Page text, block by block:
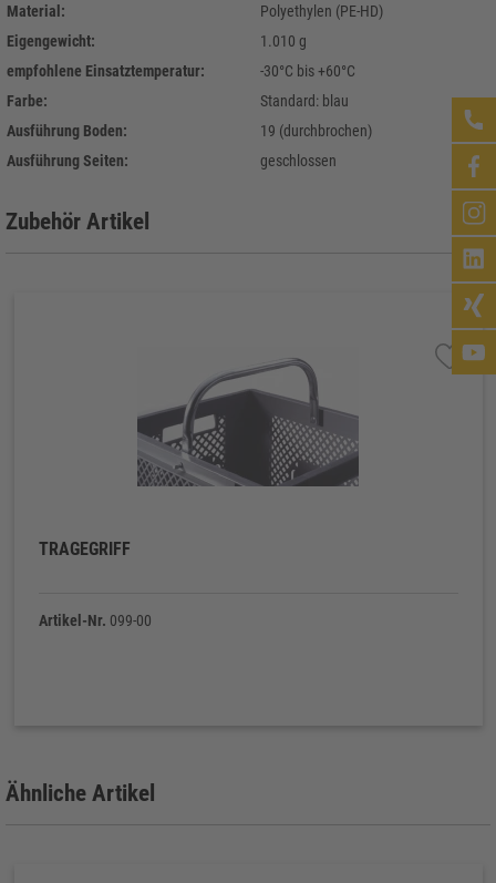
Material:
Polyethylen (PE-HD)
Eigengewicht:
1.010 g
empfohlene Einsatztemperatur:
-30°C bis +60°C
Farbe:
Standard: blau
Ausführung Boden:
19 (durchbrochen)
Ausführung Seiten:
geschlossen
Zubehör Artikel
TRAGEGRIFF
Artikel-Nr. 099-00
Ähnliche Artikel